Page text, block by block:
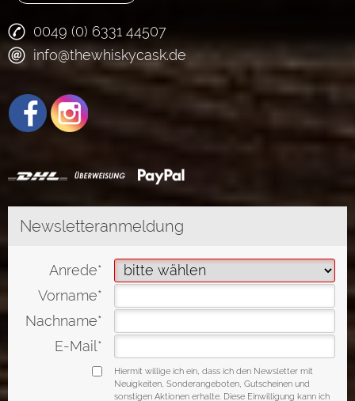
0049 (0) 6331 44507
info@thewhiskycask.de